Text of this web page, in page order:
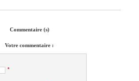
Commentaire (s)
Votre commentaire :
*